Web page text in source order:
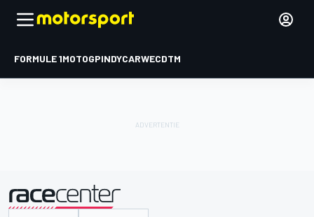
FORMULE 1MOTOGPINDYCARWECDTM